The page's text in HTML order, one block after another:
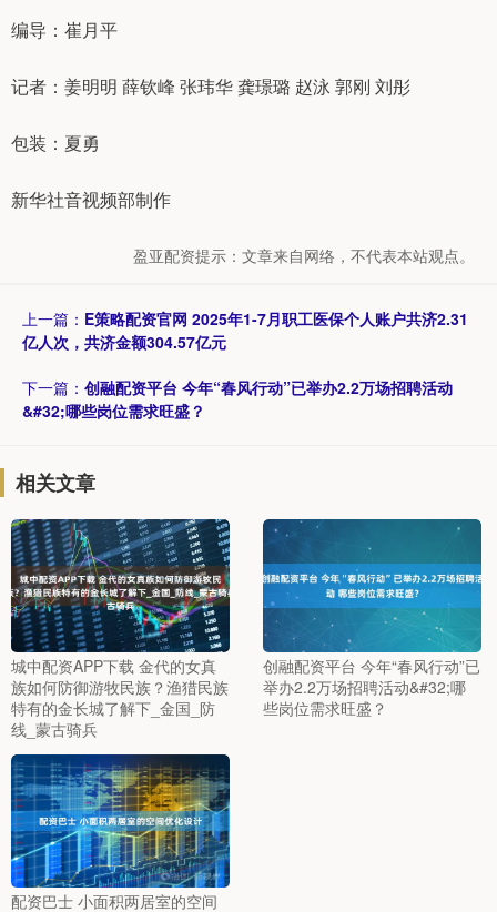
编导：崔月平
记者：姜明明 薛钦峰 张玮华 龚璟璐 赵泳 郭刚 刘彤
包装：夏勇
新华社音视频部制作
盈亚配资提示：文章来自网络，不代表本站观点。
上一篇： E策略配资官网 2025年1-7月职工医保个人账户共济2.31
亿人次，共济金额304.57亿元
下一篇： 创融配资平台 今年“春风行动”已举办2.2万场招聘活动
&#32;哪些岗位需求旺盛？
相关文章
城中配资APP下载 金代的女真
族如何防御游牧民族？渔猎民族
特有的金长城了解下_金国_防
线_蒙古骑兵
创融配资平台 今年“春风行动”已
举办2.2万场招聘活动&#32;哪
些岗位需求旺盛？
配资巴士 小面积两居室的空间